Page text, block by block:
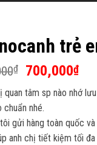
trẻ
₫
Giá
gốc
là:
750,000₫.
700,000₫Giá
tại
quan tâm sp nào nhớ
chuẩn nhé.
gửi hàng toàn quốc
anh chị tiết kiệm tối